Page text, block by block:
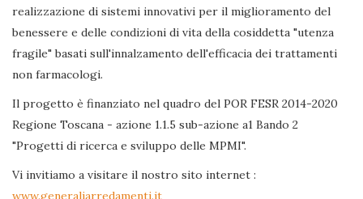
realizzazione di sistemi innovativi per il miglioramento del
benessere e delle condizioni di vita della cosiddetta "utenza
fragile" basati sull'innalzamento dell'efficacia dei trattamenti
non farmacologi.
Il progetto è finanziato nel quadro del POR FESR 2014-2020
Regione Toscana - azione 1.1.5 sub-azione a1 Bando 2
"Progetti di ricerca e sviluppo delle MPMI".
Vi invitiamo a visitare il nostro sito internet :